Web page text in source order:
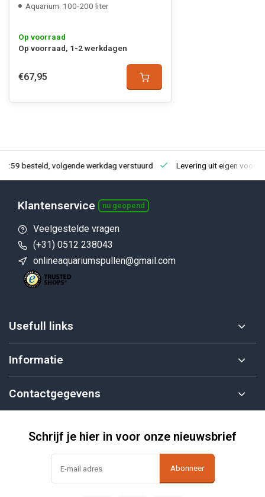
Aquarium: 100-200 liter
Op voorraad
Op voorraad, 1-2 werkdagen
€67,95
besteld, volgende werkdag verstuurd Levering uit eigen
Klantenservice nu geopend
Veelgestelde vragen
(+31) 0512 238043
onlineaquariumspullen@gmail.com
Usefull links
Informatie
Contactgegevens
Schrijf je hier in voor onze nieuwsbrief
Abonneer